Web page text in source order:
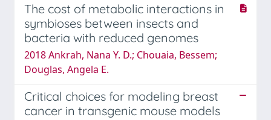
The cost of metabolic interactions in
symbioses between insects and
bacteria with reduced genomes
2018 Ankrah, Nana Y. D.; Chouaia, Bessem;
Douglas, Angela E.
Critical choices for modeling breast
cancer in transgenic mouse models